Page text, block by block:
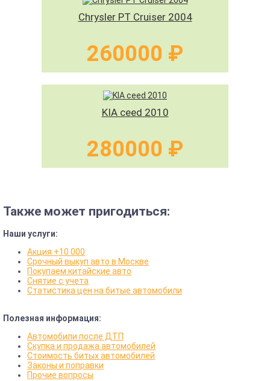
Chrysler PT Cruiser 2004
260000 ₽
KIA ceed 2010
280000 ₽
Также может пригодиться:
Наши услуги:
Акция +10 000
Срочный выкуп авто в Москве
Покупаем китайские авто
Снятие с учета
Статистика цен на битые автомобили
Полезная информация:
Автомобили после ДТП
Скупка и продажа автомобилей
Стоимость битых автомобилей
Законы и поправки
Прочие вопросы